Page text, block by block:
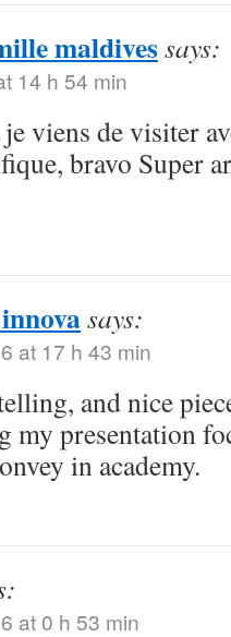
maldivessays:
14 h 54 min
viens de visiter
bravo Super
says:
at 17 h 43 min
and nice
my presentation
in academy.
at 0 h 53 min